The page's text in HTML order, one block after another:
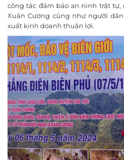
công tác đảm bảo an ninh trật
Xuân Cương cũng như người
xuất kinh doanh thuận lợi.